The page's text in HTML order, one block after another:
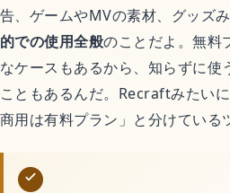
告、ゲームやMVの素材、グッズ
的での使用全般のことだよ。無料
なケースもあるから、知らずに使
こともあるんだ。Recraftみたい
商用は有料プラン」と分けている